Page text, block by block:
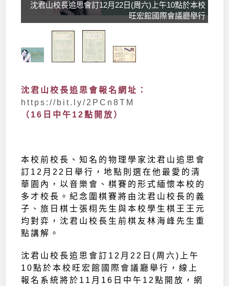
沈君山校長追思會訂12月22日(周六)上午10點於本校
旺宏館國際會議廳舉行
沈君山校長追思會報名網址：
https://bit.ly/2PCn8TM
（16日中午12點開放）
本校前校長、知名的物理學家沈君山追思會
訂12月22日舉行，地點則選在他最愛的清
華園內，以音樂會、棋賽的形式緬懷本校的
多才校長。紀念圍棋賽將由沈君山校長的義
子、旅日棋士張栩先生與本校學生棋王王元
均對弈，沈君山校長生前棋友林海峰先生重
點講解。
沈君山校長追思會訂12月22日(周六)上午
10點於本校旺宏館國際會議廳舉行，線上
報名系統將於11月16日中午12點開放，網